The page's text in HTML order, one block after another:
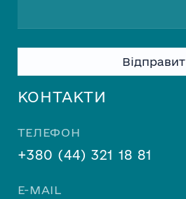
КОНТАКТИ
ТЕЛЕФОН
+380 (44) 321 18 81
E-MAIL
Please leave this field empty.